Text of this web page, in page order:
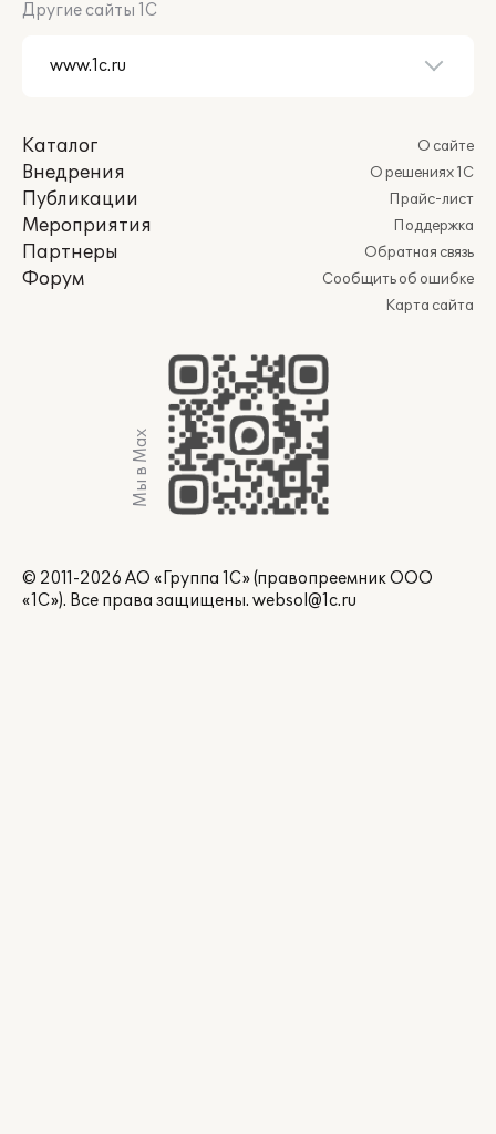
Другие сайты 1С
Каталог
Внедрения
Публикации
Мероприятия
Партнеры
Форум
О сайте
О решениях 1С
Прайс-лист
Поддержка
Обратная связь
Сообщить об ошибке
Карта сайта
Мы в Max
© 2011-2026 АО «Группа 1С» (правопреемник ООО
«1С»). Все права защищены. websol@1c.ru